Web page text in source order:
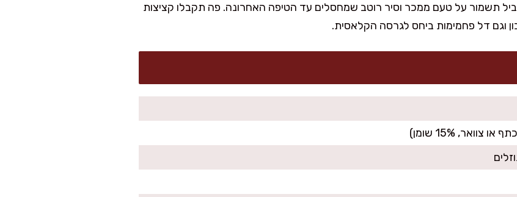
תשמור על טעם ממכר וסיר רוטב שמחסלים עד הטיפה האחרונה. פה תקבלו קציצות
וגם דל פחמימות ביחס לגרסה הקלאסית.